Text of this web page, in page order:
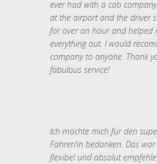
ever had with a cab
at the airport and the driver
for over an hour and helped
everything out. I would
company to anyone. Thank
fabulous service!
Ich möchte mich für den
Fahrer/in bedanken. Das war
flexibel und absolut